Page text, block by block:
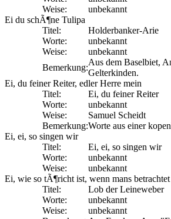
Weise:
unbekannt
Ei du schÃ¶ne Tulipa
Titel:
Holderbanker-Arie
Worte:
unbekannt
Weise:
unbekannt
Bemerkung:
Aus dem Baselbiet,
Gelterkinden.
Ei, du feiner Reiter, edler Herre mein
Titel:
Ei, du feiner Reiter
Worte:
unbekannt
Weise:
Samuel Scheidt
Bemerkung:Worte aus einer
Ei, ei, so singen wir
Titel:
Ei, ei, so singen wir
Worte:
unbekannt
Weise:
unbekannt
Ei, wie so tÃ¶richt ist, wenn mans betrachtet
Titel:
Lob der Leineweber
Worte:
unbekannt
Weise:
unbekannt